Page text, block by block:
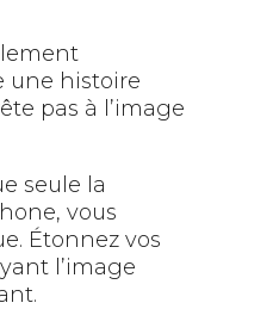
une histoire
pas à l’image
seule la
vous
Étonnez vos
l’image